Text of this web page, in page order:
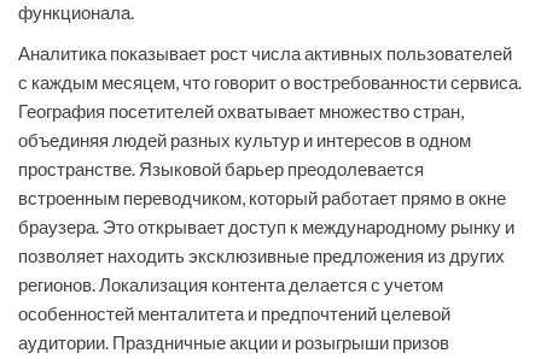
функционала.
Аналитика показывает рост числа активных пользователей
с каждым месяцем, что говорит о востребованности сервиса.
География посетителей охватывает множество стран,
объединяя людей разных культур и интересов в одном
пространстве. Языковой барьер преодолевается
встроенным переводчиком, который работает прямо в окне
браузера. Это открывает доступ к международному рынку и
позволяет находить эксклюзивные предложения из других
регионов. Локализация контента делается с учетом
особенностей менталитета и предпочтений целевой
аудитории. Праздничные акции и розыгрыши призов